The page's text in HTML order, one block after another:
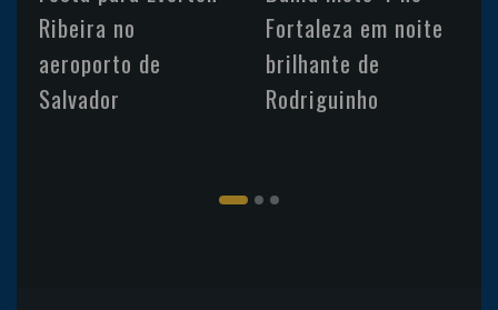
Ribeira no
aeroporto de
Salvador
Fortaleza em noite
brilhante de
Rodriguinho